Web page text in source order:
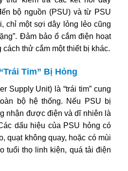
bộ nguồn (PSU) và từ PSU
chỉ một sợi dây lỏng lẻo cũng
Đảm bảo ổ cắm điện hoạt
thử cắm một thiết bị khác.
Tim” Bị Hỏng
Supply Unit) là “trái tim” cung
bộ hệ thống. Nếu PSU bị
nhận được điện và dĩ nhiên là
dấu hiệu của PSU hỏng có
quạt không quay, hoặc có mùi
tuổi thọ linh kiện, quá tải điện